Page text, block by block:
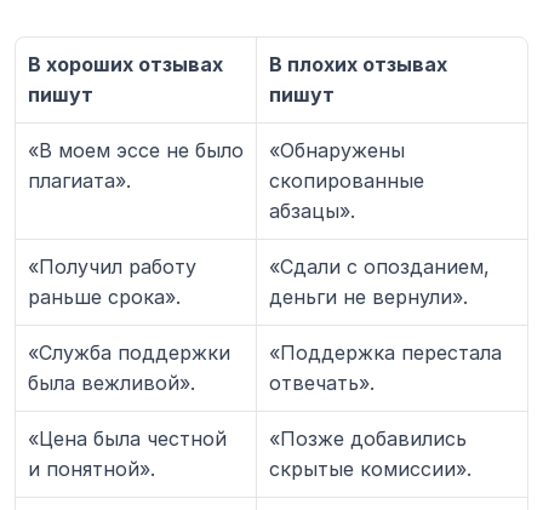
В хороших отзывах
пишут
В плохих отзывах
пишут
«В моем эссе не было
плагиата».
«Обнаружены
скопированные
абзацы».
«Получил работу
раньше срока».
«Сдали с опозданием,
деньги не вернули».
«Служба поддержки
была вежливой».
«Поддержка перестала
отвечать».
«Цена была честной
и понятной».
«Позже добавились
скрытые комиссии».